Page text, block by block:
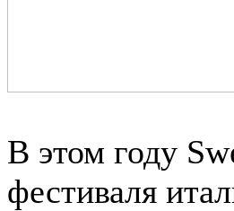
В этом году
фестиваля